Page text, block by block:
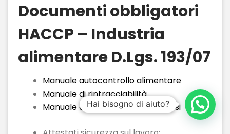
Documenti obbligatori
HACCP – Industria
alimentare D.Lgs. 193/07
Manuale autocontrollo alimentare
Manuale di rintracciabilità
Manuale autocontrollo legionellosi
Hai bisogno di aiuto?